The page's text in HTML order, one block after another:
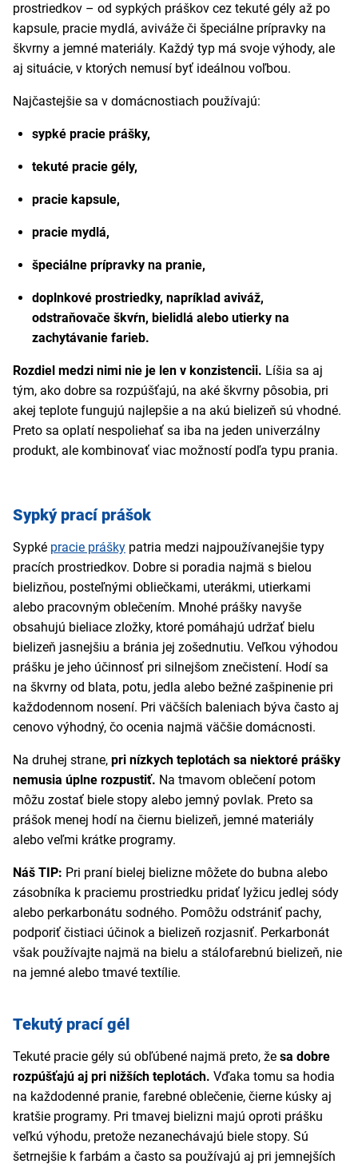
prostriedkov – od sypkých práškov cez tekuté gély až po
kapsule, pracie mydlá, aviváže či špeciálne prípravky na
škvrny a jemné materiály. Každý typ má svoje výhody, ale
aj situácie, v ktorých nemusí byť ideálnou voľbou.
Najčastejšie sa v domácnostiach používajú:
sypké pracie prášky,
tekuté pracie gély,
pracie kapsule,
pracie mydlá,
špeciálne prípravky na pranie,
doplnkové prostriedky, napríklad aviváž,
odstraňovače škvŕn, bielidlá alebo utierky na
zachytávanie farieb.
Rozdiel medzi nimi nie je len v konzistencii. Líšia sa aj
tým, ako dobre sa rozpúšťajú, na aké škvrny pôsobia, pri
akej teplote fungujú najlepšie a na akú bielizeň sú vhodné.
Preto sa oplatí nespoliehať sa iba na jeden univerzálny
produkt, ale kombinovať viac možností podľa typu prania.
Sypký prací prášok
Sypké pracie prášky patria medzi najpoužívanejšie typy
pracích prostriedkov. Dobre si poradia najmä s bielou
bielizňou, posteľnými obliečkami, uterákmi, utierkami
alebo pracovným oblečením. Mnohé prášky navyše
obsahujú bieliace zložky, ktoré pomáhajú udržať bielu
bielizeň jasnejšiu a bránia jej zošednutiu. Veľkou výhodou
prášku je jeho účinnosť pri silnejšom znečistení. Hodí sa
na škvrny od blata, potu, jedla alebo bežné zašpinenie pri
každodennom nosení. Pri väčších baleniach býva často aj
cenovo výhodný, čo ocenia najmä väčšie domácnosti.
Na druhej strane, pri nízkych teplotách sa niektoré prášky
nemusia úplne rozpustiť. Na tmavom oblečení potom
môžu zostať biele stopy alebo jemný povlak. Preto sa
prášok menej hodí na čiernu bielizeň, jemné materiály
alebo veľmi krátke programy.
Náš TIP: Pri praní bielej bielizne môžete do bubna alebo
zásobníka k praciemu prostriedku pridať lyžicu jedlej sódy
alebo perkarbonátu sodného. Pomôžu odstrániť pachy,
podporiť čistiaci účinok a bielizeň rozjasniť. Perkarbonát
však používajte najmä na bielu a stálofarebnú bielizeň, nie
na jemné alebo tmavé textílie.
Tekutý prací gél
Tekuté pracie gély sú obľúbené najmä preto, že sa dobre
rozpúšťajú aj pri nižších teplotách. Vďaka tomu sa hodia
na každodenné pranie, farebné oblečenie, čierne kúsky aj
kratšie programy. Pri tmavej bielizni majú oproti prášku
veľkú výhodu, pretože nezanechávajú biele stopy. Sú
šetrnejšie k farbám a často sa používajú aj pri jemnejších